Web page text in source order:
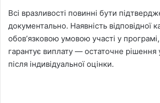
Всі вразливості повинні бути
документально. Наявність відповідної
обовʼязковою умовою участі у
гарантує виплату — остаточне рішення
після індивідуальної оцінки.